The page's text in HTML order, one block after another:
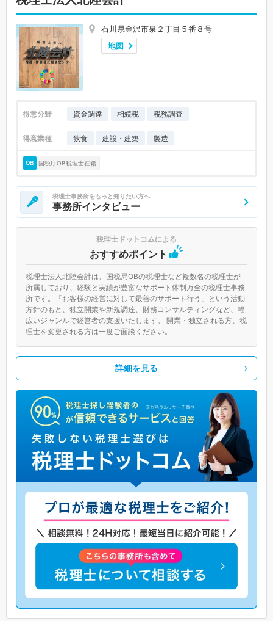
石川県金沢市泉２丁目５番８号
地図
得意分野 資金調達 相続税 税務調査
得意業種 飲食 建設・建築 製造
国税庁OB税理士在籍
税理士事務所をもっと知りたい方へ
事務所インタビュー
税理士ドットコムによる
おすすめポイント
税理士法人北陸会計は、国税局OBの税理士など複数名の税理士が
所属しており、経験と実績が豊富なサポート体制万全の税理士事務
所です。「お客様の経営に対して最善のサポート行う」という活動
方針のもと、独立開業や新規調達、財務コンサルティングなど、幅
広いジャンルで経営者の支援いたします。 開業・独立される方、税
理士を変更される方は一度ご面談ください。
詳細を見る